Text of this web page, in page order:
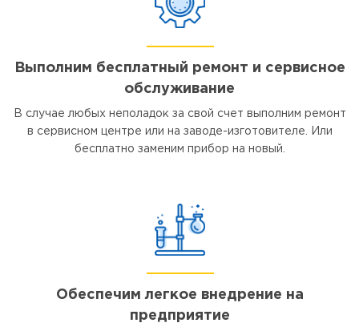
Выполним бесплатный ремонт и сервисное
обслуживание
В случае любых неполадок за свой счет выполним ремонт
в сервисном центре или на заводе-изготовителе. Или
бесплатно заменим прибор на новый.
Обеспечим легкое внедрение на
предприятие